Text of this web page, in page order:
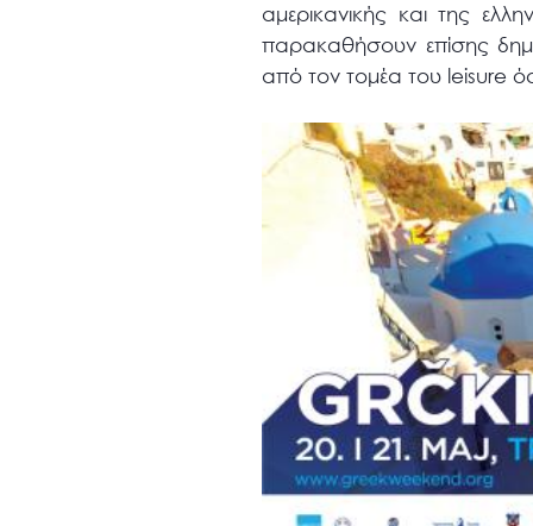
αμερικανικής και της
παρακαθήσουν επίσης
από τον τομέα του leisure